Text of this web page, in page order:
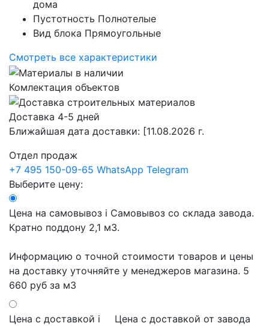
дома
Пустотность Полнотелые
Вид блока Прямоугольные
Смотреть все характеристики
Комлектация объектов
Доставка 4-5 дней
Ближайшая дата доставки: [11.08.2026 г.
Отдел продаж
+7 495 150-09-65 WhatsApp Telegram
Выберите цену:
Цена на самовывоз i Самовывоз со склада завода.
Кратно поддону 2,1 м3.
Информацию о точной стоимости товаров и цены
на доставку уточняйте у менеджеров магазина. 5
660 руб за м3
Цена с доставкой i
Цена с доставкой от завода